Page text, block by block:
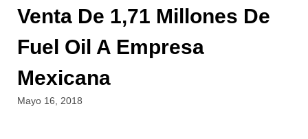
Venta De 1,71 Millones De
Fuel Oil A Empresa
Mexicana
Mayo 16, 2018